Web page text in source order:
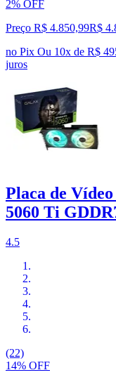
2% OFF
Preço R$ 4.850,99R$
no Pix Ou 10x de R$
juros
Placa de
5060 Ti
4.5
(22)
14% OFF